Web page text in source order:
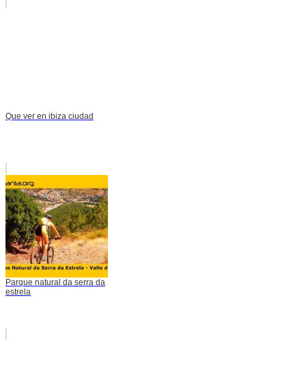
Que ver en ibiza ciudad
Parque natural da serra da
estrela